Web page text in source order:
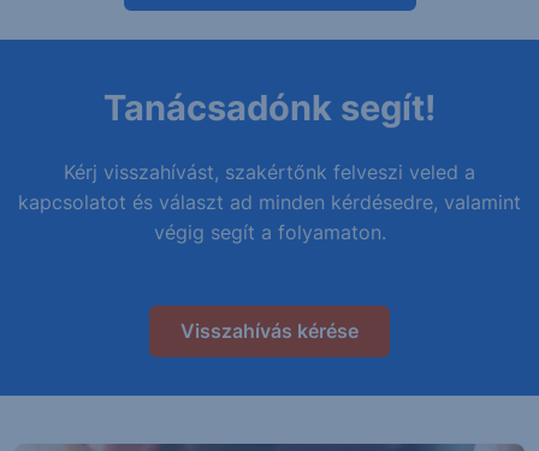
Tanácsadónk segít!
Kérj visszahívást, szakértőnk felveszi veled a
kapcsolatot és választ ad minden kérdésedre, valamint
végig segít a folyamaton.
Visszahívás kérése